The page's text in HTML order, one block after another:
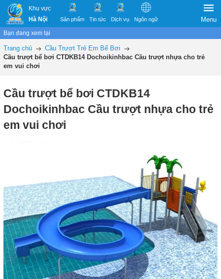
Khu vực
Hà Nội
Sản phẩm Tin tức Dịch vụ Ngôn ngữ Menu
Bạn đang xem tại
Trang chủ
Cầu Trượt Trẻ Em Bể Bơi
Cầu trượt bể bơi CTDKB14 Dochoikinhbac Cầu trượt nhựa cho trẻ
em vui chơi
Cầu trượt bể bơi CTDKB14
Dochoikinhbac Cầu trượt nhựa cho trẻ
em vui chơi